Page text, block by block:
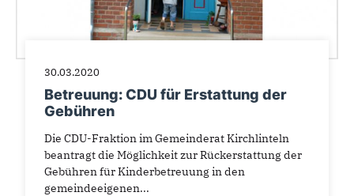
30.03.2020
Betreuung: CDU für Erstattung der
Gebühren
Die CDU-Fraktion im Gemeinderat Kirchlinteln
beantragt die Möglichkeit zur Rückerstattung der
Gebühren für Kinderbetreuung in den
gemeindeeigenen...